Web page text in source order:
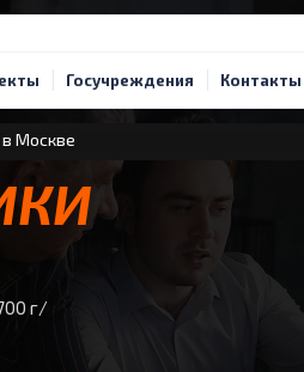
Госучреждения Контакты
Москве
г/